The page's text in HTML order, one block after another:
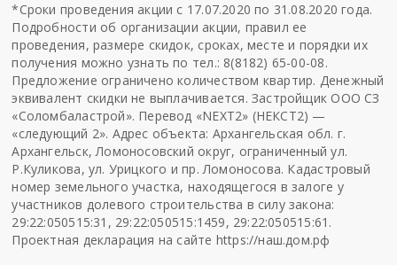
*Сроки проведения акции с 17.07.2020 по 31.08.2020 года.
Подробности об организации акции, правил ее
проведения, размере скидок, сроках, месте и порядки их
получения можно узнать по тел.: 8(8182) 65-00-08.
Предложение ограничено количеством квартир. Денежный
эквивалент скидки не выплачивается. Застройщик ООО СЗ
«Соломбаластрой». Перевод «NEXT2» (НЕКСТ2) —
«следующий 2». Адрес объекта: Архангельская обл. г.
Архангельск, Ломоносовский округ, ограниченный ул.
Р.Куликова, ул. Урицкого и пр. Ломоносова. Кадастровый
номер земельного участка, находящегося в залоге у
участников долевого строительства в силу закона:
29:22:050515:31, 29:22:050515:1459, 29:22:050515:61.
Проектная декларация на сайте https://наш.дом.рф